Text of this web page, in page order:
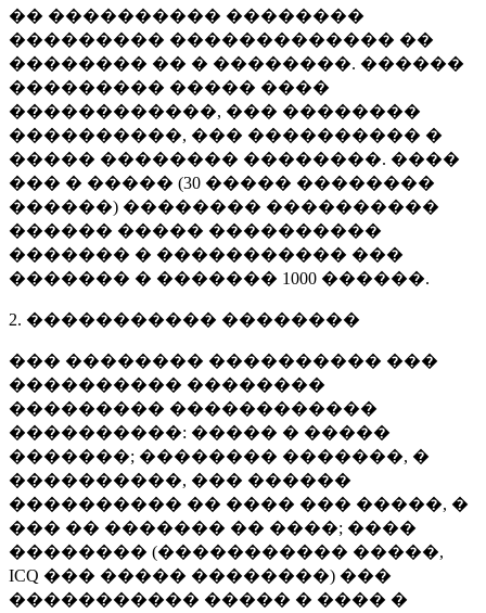
�� ���������� ��������
��������� ������������� ��
�������� �� � ��������. ������
��������� ����� ����
������������, ��� ��������
����������, ��� ���������� �
����� �������� ��������. ����
��� � ����� (30 ����� ��������
������) �������� ����������
������ ����� ����������
������� � ����������� ���
������� � ������� 1000 ������.
2. ����������� ��������
��� �������� ���������� ���
���������� ��������
��������� ������������
����������: ����� � �����
�������; �������� �������, �
����������, ��� ������
���������� �� ���� ��� �����, �
��� �� ������� �� ����; ����
�������� (����������� �����,
ICQ ��� ����� ��������) ���
����������� ����� � ���� �